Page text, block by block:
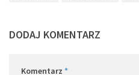
DODAJ KOMENTARZ
Komentarz *